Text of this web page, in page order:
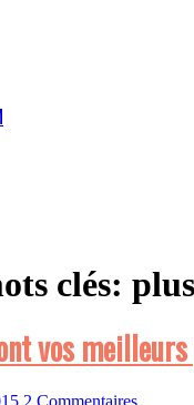
clés:
vos
2 Commentaires